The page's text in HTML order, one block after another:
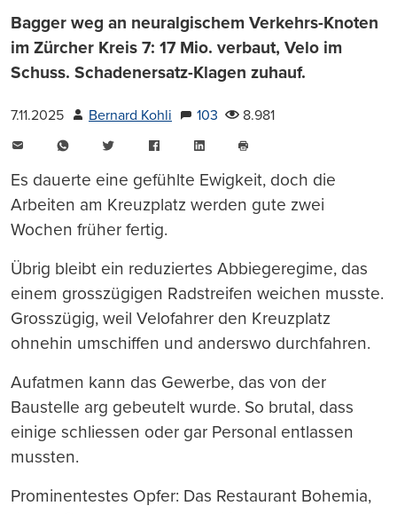
Bagger weg an neuralgischem Verkehrs-Knoten
im Zürcher Kreis 7: 17 Mio. verbaut, Velo im
Schuss. Schadenersatz-Klagen zuhauf.
7.11.2025 Bernard Kohli 103
8.981
WhatsAppTwitter FacebookLinkedIn
drucken
Es dauerte eine gefühlte Ewigkeit, doch die
Arbeiten am Kreuzplatz werden gute zwei
Wochen früher fertig.
Übrig bleibt ein reduziertes Abbiegeregime, das
einem grosszügigen Radstreifen weichen musste.
Grosszügig, weil Velofahrer den Kreuzplatz
ohnehin umschiffen und anderswo durchfahren.
Aufatmen kann das Gewerbe, das von der
Baustelle arg gebeutelt wurde. So brutal, dass
einige schliessen oder gar Personal entlassen
mussten.
Prominentestes Opfer: Das Restaurant Bohemia,